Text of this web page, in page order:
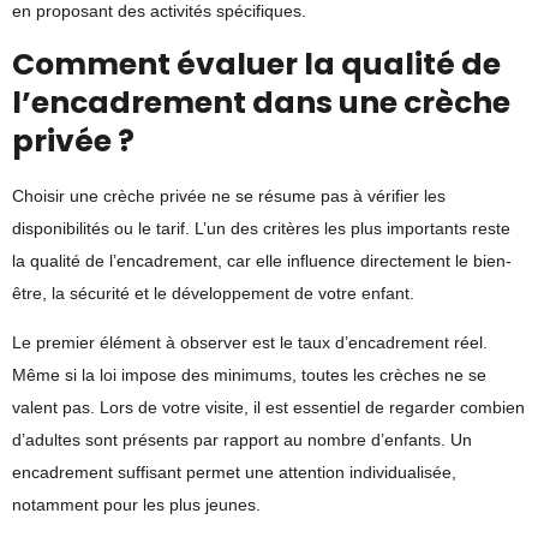
en proposant des activités spécifiques.
Comment évaluer la qualité de
l’encadrement dans une crèche
privée ?
Choisir une crèche privée ne se résume pas à vérifier les
disponibilités ou le tarif. L’un des critères les plus importants reste
la qualité de l’encadrement , car elle influence directement le bien-
être, la sécurité et le développement de votre enfant.
Le premier élément à observer est le taux d’encadrement réel.
Même si la loi impose des minimums, toutes les crèches ne se
valent pas. Lors de votre visite, il est essentiel de regarder combien
d’adultes sont présents par rapport au nombre d’enfants. Un
encadrement suffisant permet une attention individualisée,
notamment pour les plus jeunes.